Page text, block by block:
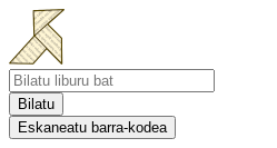
Bilatu
Eskaneatu barra-kodea